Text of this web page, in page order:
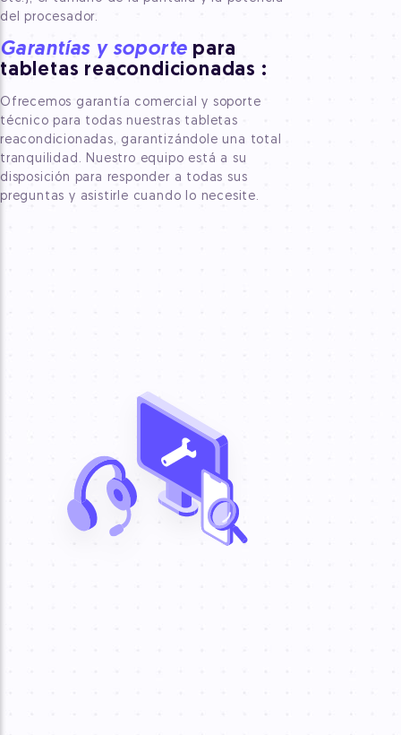
del procesador.
Garantías y soporte para
tabletas reacondicionadas :
Ofrecemos garantía comercial y soporte
técnico para todas nuestras tabletas
reacondicionadas, garantizándole una total
tranquilidad. Nuestro equipo está a su
disposición para responder a todas sus
preguntas y asistirle cuando lo necesite.